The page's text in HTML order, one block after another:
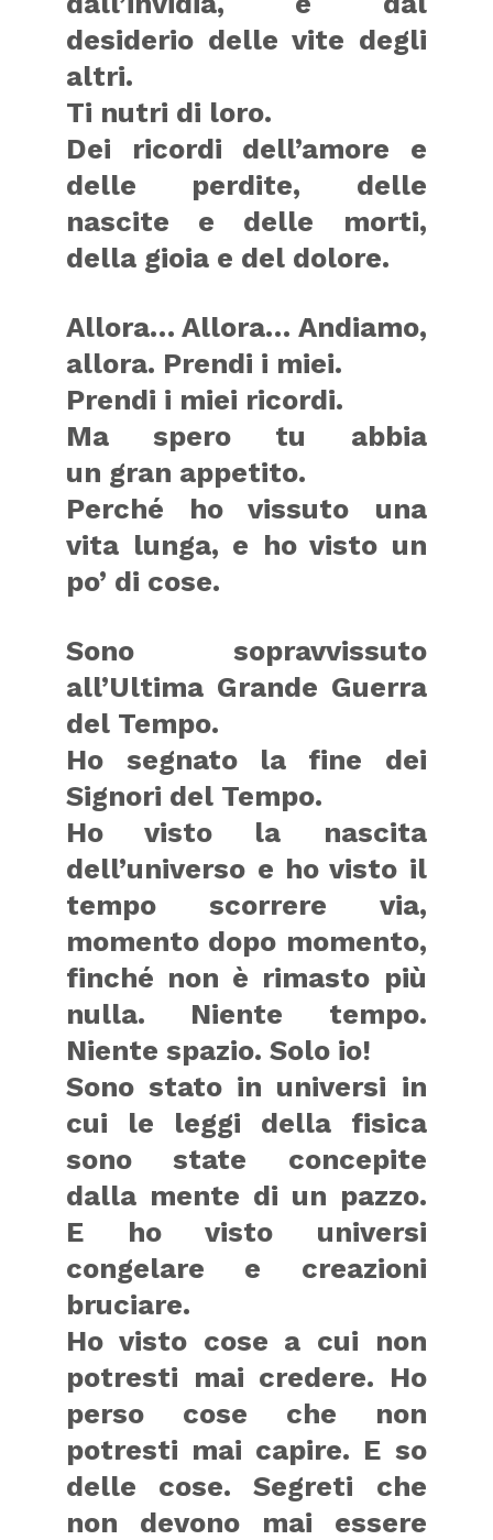
desiderio delle vite degli
altri.
Ti nutri di loro.
Dei ricordi dell’amore e
delle perdite, delle
nascite e delle morti,
della gioia e del dolore.
Allora… Allora… Andiamo,
allora. Prendi i miei.
Prendi i miei ricordi.
Ma spero tu abbia
un gran appetito.
Perché ho vissuto una
vita lunga, e ho visto un
po’ di cose.
Sono sopravvissuto
all’Ultima Grande Guerra
del Tempo.
Ho segnato la fine dei
Signori del Tempo.
Ho visto la nascita
dell’universo e ho visto il
tempo scorrere via,
momento dopo momento,
finché non è rimasto più
nulla. Niente tempo.
Niente spazio. Solo io!
Sono stato in universi in
cui le leggi della fisica
sono state concepite
dalla mente di un pazzo.
E ho visto universi
congelare e creazioni
bruciare.
Ho visto cose a cui non
potresti mai credere. Ho
perso cose che non
potresti mai capire. E so
delle cose. Segreti che
non devono mai essere